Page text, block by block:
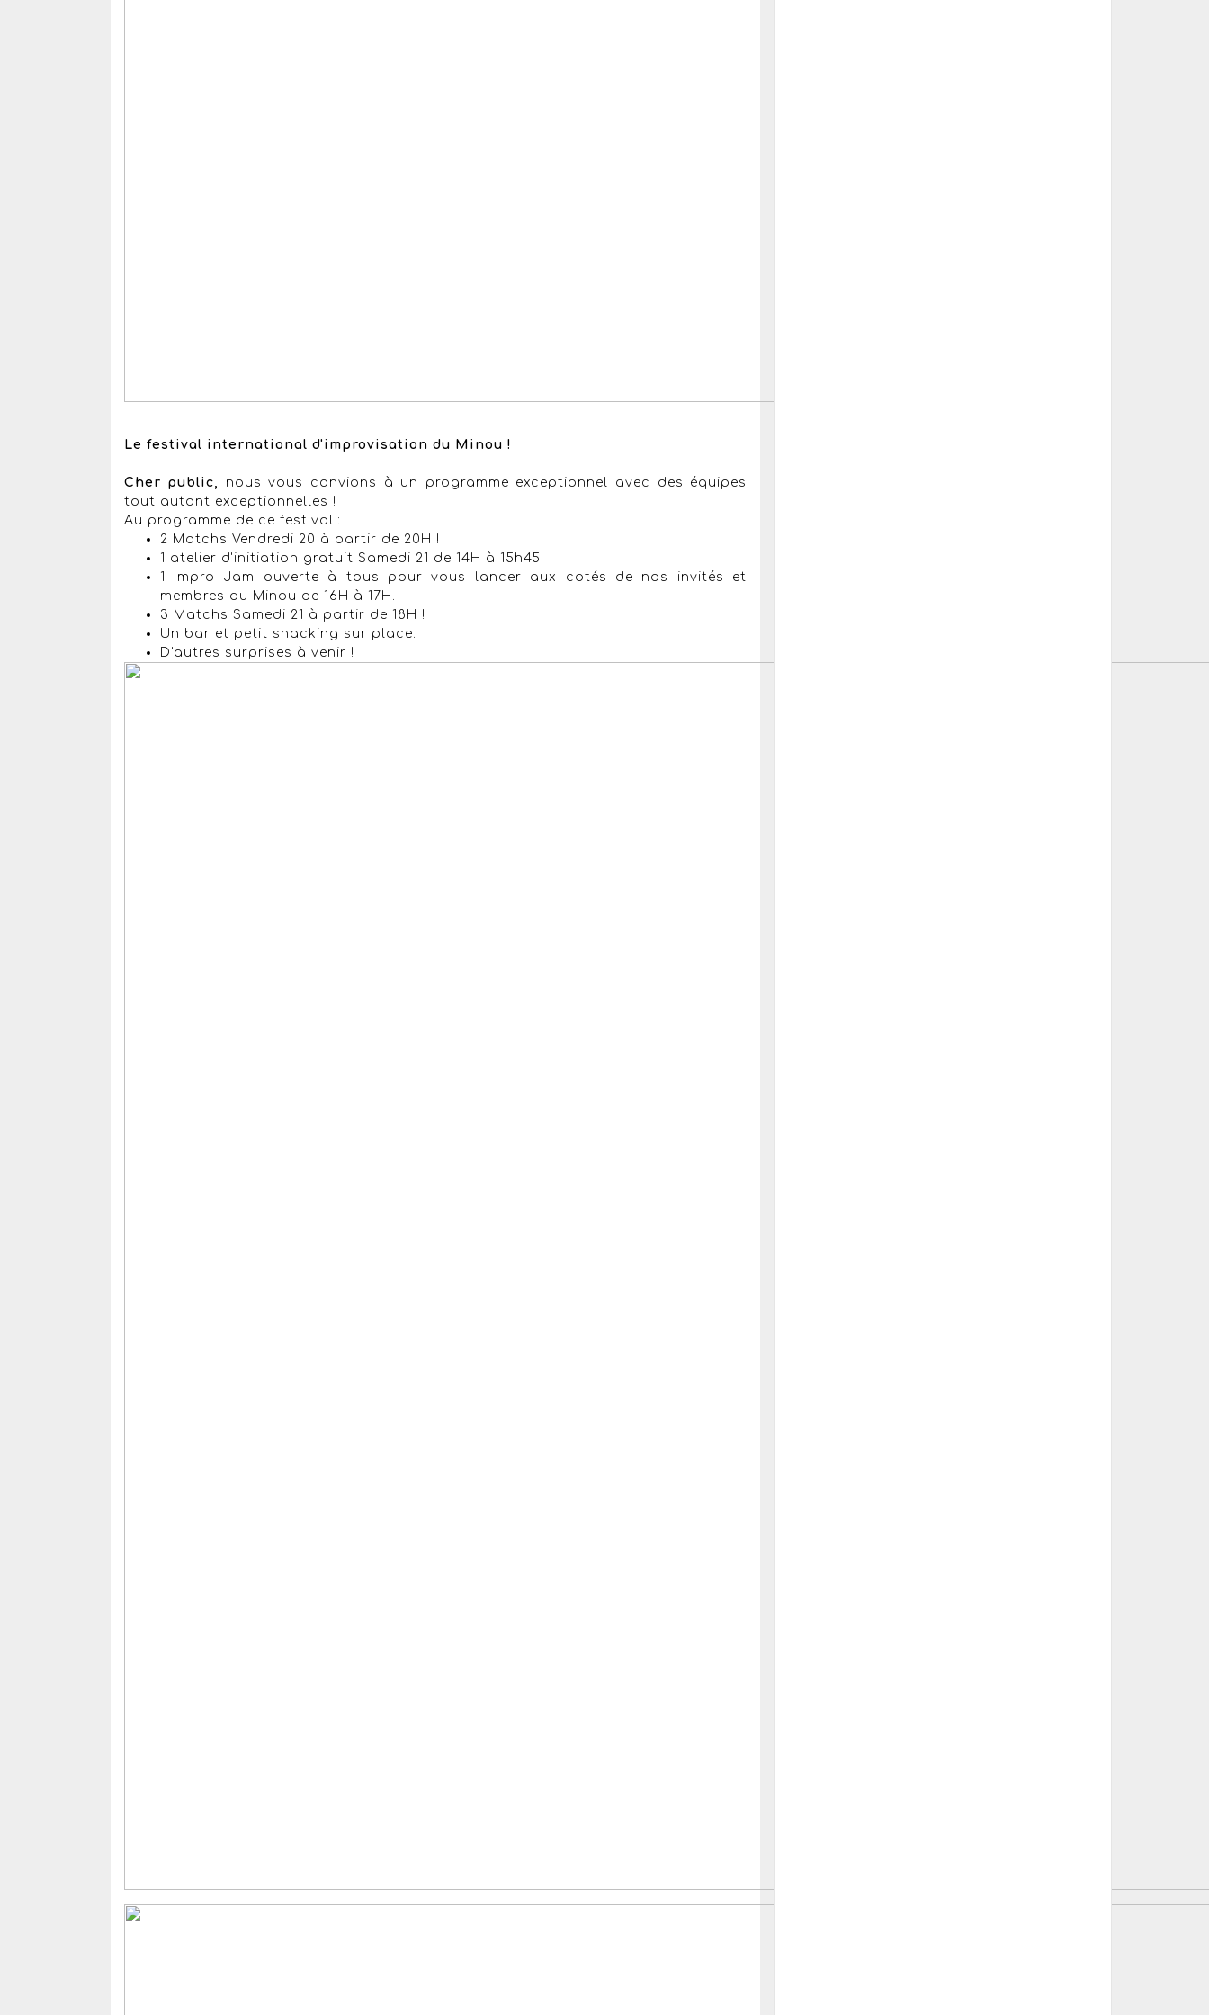
Le festival international d'improvisation du Minou !
Cher public,
nous vous convions à un programme exceptionnel avec des équipes
tout autant exceptionnelles !
Au programme de ce festival :
2 Matchs Vendredi 20 à partir de 20H !
1 atelier d'initiation gratuit Samedi 21 de 14H à 15h45.
1 Impro Jam ouverte à tous pour vous lancer aux cotés de nos invités et
membres du Minou de 16H à 17H.
3 Matchs Samedi 21 à partir de 18H !
Un bar et petit snacking sur place.
D'autres surprises à venir !